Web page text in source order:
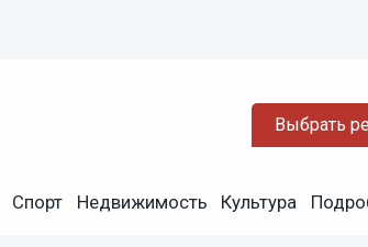
Выбрать
Спорт Недвижимость Культура